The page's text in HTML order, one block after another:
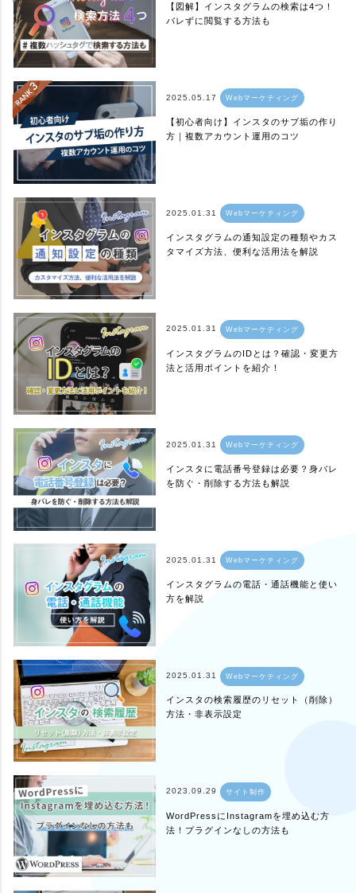
【図解】インスタグラムの検索は4つ！
バレずに閲覧する方法も
2025.05.17 Webマーケティング
【初心者向け】インスタのサブ垢の作り
方｜複数アカウント運用のコツ
2025.01.31 Webマーケティング
インスタグラムの通知設定の種類やカス
タマイズ方法、便利な活用法を解説
2025.01.31 Webマーケティング
インスタグラムのIDとは？確認・変更方
法と活用ポイントを紹介！
2025.01.31 Webマーケティング
インスタに電話番号登録は必要？身バレ
を防ぐ・削除する方法も解説
2025.01.31 Webマーケティング
インスタグラムの電話・通話機能と使い
方を解説
2025.01.31 Webマーケティング
インスタの検索履歴のリセット（削除）
方法・非表示設定
2023.09.29 サイト制作
WordPressにInstagramを埋め込む方
法！プラグインなしの方法も